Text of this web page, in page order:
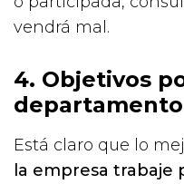
vendrá mal.
4. Objetivos
Está claro que lo
la empresa trabaje